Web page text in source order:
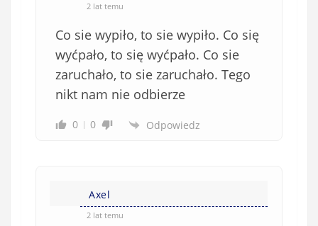
2 lat temu
Co sie wypiło, to sie wypiło. Co się
wyćpało, to się wyćpało. Co sie
zaruchało, to sie zaruchało. Tego
nikt nam nie odbierze
0 0 Odpowiedz
Axel
2 lat temu